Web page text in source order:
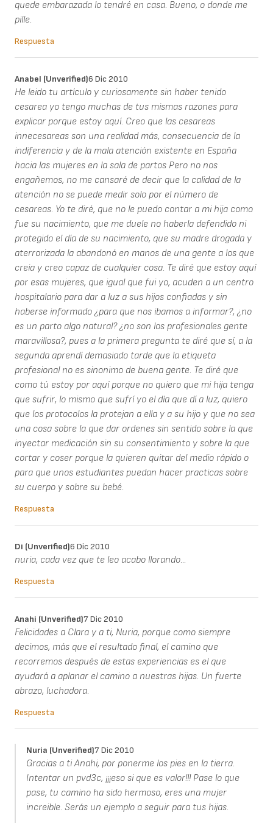
quede embarazada lo tendré en casa. Bueno, o donde me
pille.
Respuesta
Anabel (unverified)6 Dic 2010
He leido tu artículo y curiosamente sin haber tenido
cesarea yo tengo muchas de tus mismas razones para
explicar porque estoy aquí. Creo que las cesareas
innecesareas son una realidad más, consecuencia de la
indiferencia y de la mala atención existente en España
hacia las mujeres en la sala de partos Pero no nos
engañemos, no me cansaré de decir que la calidad de la
atención no se puede medir solo por el número de
cesareas. Yo te diré, que no le puedo contar a mi hija como
fue su nacimiento, que me duele no haberla defendido ni
protegido el día de su nacimiento, que su madre drogada y
aterrorizada la abandonó en manos de una gente a los que
creia y creo capaz de cualquier cosa. Te diré que estoy aquí
por esas mujeres, que igual que fui yo, acuden a un centro
hospitalario para dar a luz a sus hijos confiadas y sin
haberse informado ¿para que nos ibamos a informar?, ¿no
es un parto algo natural? ¿no son los profesionales gente
maravillosa?, pues a la primera pregunta te diré que sí, a la
segunda aprendí demasiado tarde que la etiqueta
profesional no es sinonimo de buena gente. Te diré que
como tú estoy por aquí porque no quiero que mi hija tenga
que sufrir, lo mismo que sufrí yo el día que dí a luz, quiero
que los protocolos la protejan a ella y a su hijo y que no sea
una cosa sobre la que dar ordenes sin sentido sobre la que
inyectar medicación sin su consentimiento y sobre la que
cortar y coser porque la quieren quitar del medio rápido o
para que unos estudiantes puedan hacer practicas sobre
su cuerpo y sobre su bebé.
Respuesta
Di (unverified)6 Dic 2010
nuria, cada vez que te leo acabo llorando...
Respuesta
Anahi (unverified)7 Dic 2010
Felicidades a Clara y a ti, Nuria, porque como siempre
decimos, más que el resultado final, el camino que
recorremos después de estas experiencias es el que
ayudará a aplanar el camino a nuestras hijas. Un fuerte
abrazo, luchadora.
Respuesta
Nuria (unverified)7 Dic 2010
Gracias a ti Anahi, por ponerme los pies en la tierra.
Intentar un pvd3c, ¡¡¡eso si que es valor!!! Pase lo que
pase, tu camino ha sido hermoso, eres una mujer
increible. Serás un ejemplo a seguir para tus hijas.